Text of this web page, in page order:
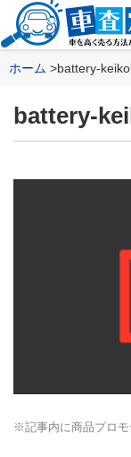
ホーム battery-
battery-
※記事内に商品プロモ